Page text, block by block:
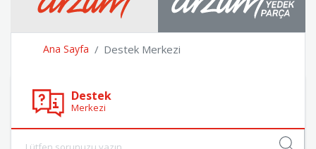
Ana Sayfa Destek Merkezi
Destek
Merkezi